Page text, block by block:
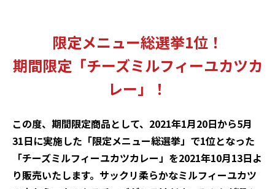
限定メニュー総選挙1位！
期間限定「チーズミルフィーユカツカ
レー」！
この度、期間限定商品として、 2021年1月20日から5月
31日に実施した「限定メニュー総選挙」で1位となった
「チーズミルフィーユカツカレー」を2021年10月13日よ
り販売いたします。サックリ柔らかなミルフィーユカツ